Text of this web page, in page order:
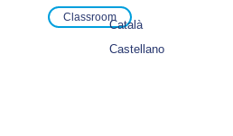
Classroom
Català
Castellano